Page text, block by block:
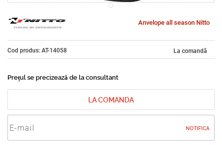
Anvelope all season Nitto
Cod produs: AT-14058 La comandă
Prețul se precizează de la consultant
LA COMANDA
NOTIFICA